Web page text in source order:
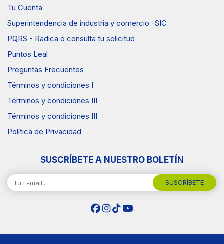
Tu Cuenta
Superintendencia de industria y comercio -SIC
PQRS - Radica o consulta tu solicitud
Puntos Leal
Preguntas Frecuentes
Términos y condiciones I
Términos y condiciones III
Términos y condiciones III
Política de Privacidad
SUSCRÍBETE A NUESTRO BOLETÍN
SUSCRÍBETE